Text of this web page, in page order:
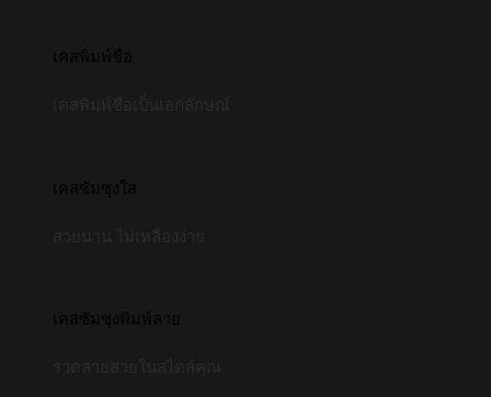
เคสพิมพ์ชื่อ
เคสซัมซุงใส
เคสซัมซุงพิมพ์ลาย